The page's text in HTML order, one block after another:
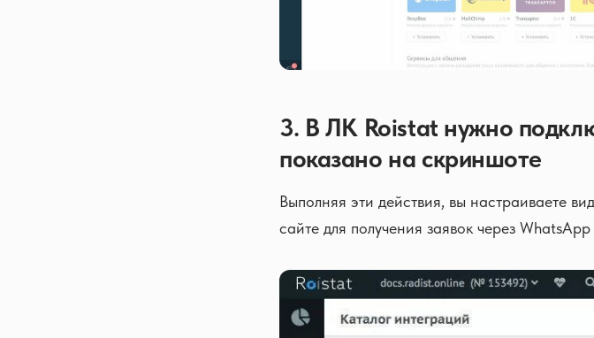
3. В ЛК Roistat нужно
показано на скриншоте
Выполняя эти действия, вы настраиваете
сайте для получения заявок через